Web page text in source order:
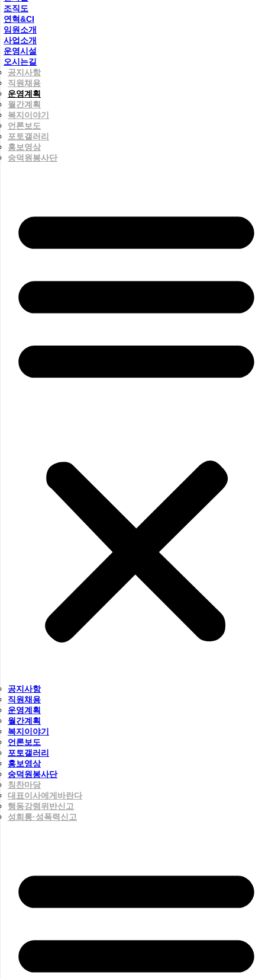
조직도
연혁&CI
임원소개
사업소개
운영시설
오시는길
공지사항
직원채용
운영계획
월간계획
복지이야기
언론보도
포토갤러리
홍보영상
숭덕원봉사단
공지사항
직원채용
운영계획
월간계획
복지이야기
언론보도
포토갤러리
홍보영상
숭덕원봉사단
칭찬마당
대표이사에게바란다
행동강령위반신고
성희롱·성폭력신고